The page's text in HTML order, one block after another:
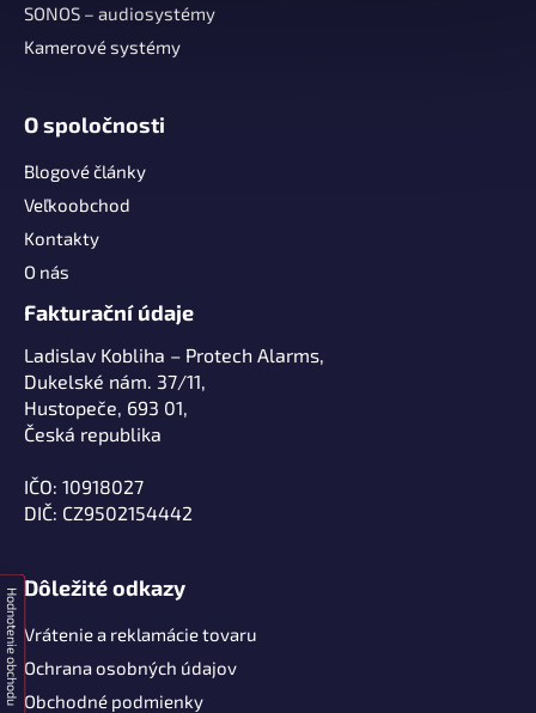
Hodnotenie obchodu
SONOS – audiosystémy
Kamerové systémy
O spoločnosti
Blogové články
Veľkoobchod
Kontakty
O nás
Fakturační údaje
Ladislav Kobliha – Protech Alarms,
Dukelské nám. 37/11,
Hustopeče, 693 01,
Česká republika
IČO: 10918027
DIČ: CZ9502154442
Dôležité odkazy
Vrátenie a reklamácie tovaru
Ochrana osobných údajov
Obchodné podmienky